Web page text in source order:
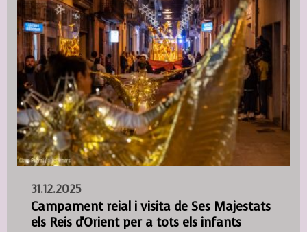
31.12.2025
Campament reial i visita de Ses Majestats
els Reis d'Orient per a tots els infants